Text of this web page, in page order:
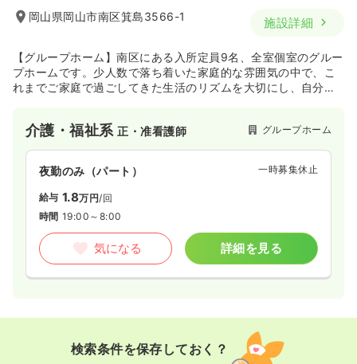
岡山県岡山市南区箕島3566-1 施設詳細
【グループホーム】南区にある入所定員9名、全室個室のグルー
プホームです。少人数で落ち着いた家庭的な雰囲気の中で、こ
れまでご家庭で過ごしてきた生活のリズムを大切にし、自分本
介護・福祉系正・准看護師 グループホーム
夜勤のみ（パート） 一時募集休止
給与 1.8万円/回
時間 19:00～8:00
気になる 詳細を見る
検索条件を保存しておく？